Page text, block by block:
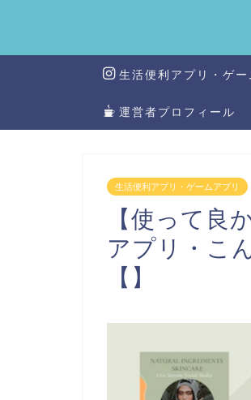
生活便利アプリ・ゲー
運営者プロフィール
生活便利アプリ・ゲームアプリ
【使って良
アプリ・こ
【】